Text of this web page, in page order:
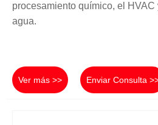
procesamiento químico, el HVAC
agua.
Ver más >> Enviar Consulta